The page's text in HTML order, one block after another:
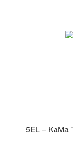
5EL – KaMa